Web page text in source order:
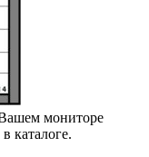
мониторе
каталоге.